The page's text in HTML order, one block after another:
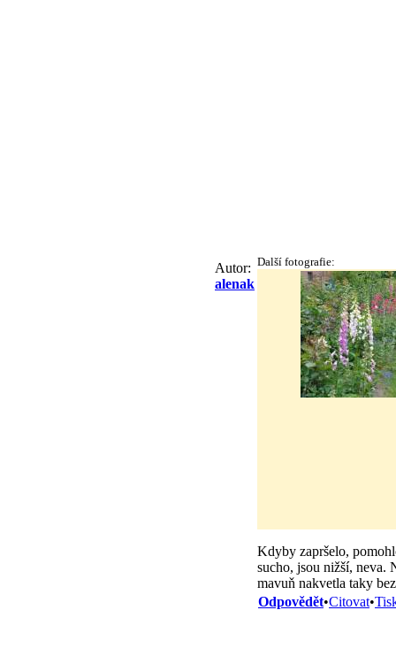
Autor:
alenak
Další fotografie:
Kdyby zapršelo,
sucho, jsou nižší, neva.
mavuň nakvetla taky
Odpovědět•Citovat•